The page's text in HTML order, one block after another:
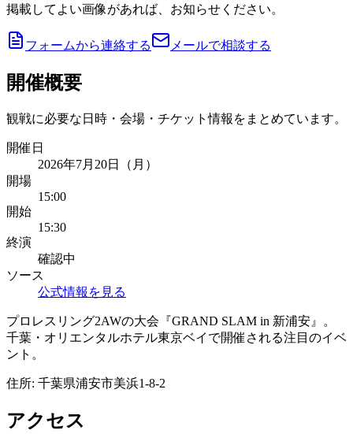
掲載してよい画像があれば、お知らせください。
フォームから連絡する メールで相談する
開催概要
観戦に必要な日時・会場・チケット情報をまとめています。
開催日
2026年7月20日（月）
開場
15:00
開始
15:30
終演
確認中
ソース
公式情報を見る
プロレスリング2AWの大会『GRAND SLAM in 新浦安』。
千葉・オリエンタルホテル東京ベイで開催される注目のイベ
ント。
住所: 千葉県浦安市美浜1-8-2
アクセス